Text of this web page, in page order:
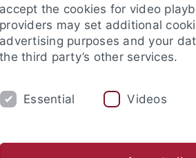
Lehrstühle und Personen
accept the cookies for video
providers may set additional
advertising purposes and your
the third party’s other services.
Essential Videos